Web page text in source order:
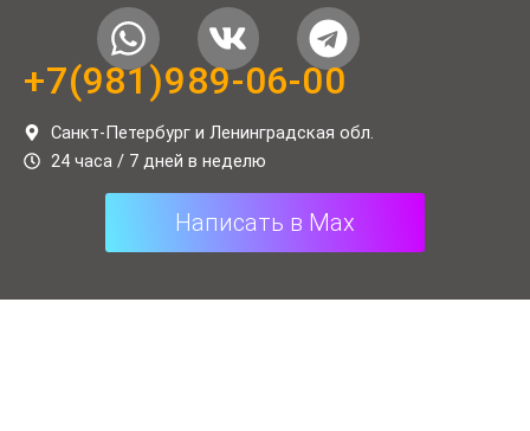
W
h
a
t
s
p
p
V
k
T
e
l
e
g
r
a
m
+7(981)989-06-00
Санкт-Петербург и Ленинградская обл.
24 часа / 7 дней в неделю
Написать в Max